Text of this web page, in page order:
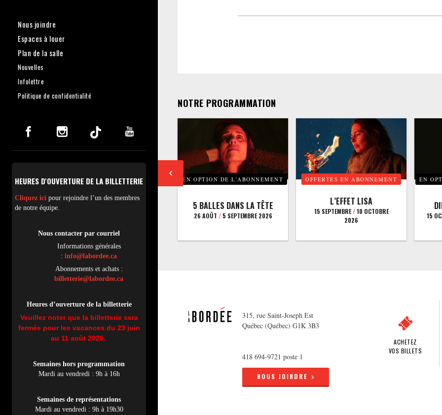
Nous joindre
Espaces à louer
Plan de la salle
Nouvelles
Infolettre
Politique de confidentialité
HEURES D'OUVERTURE DE LA BILLETTERIE
Cliquez ici pour rejoindre l’un des membres
de notre équipe.
Nous contacter par courriel
Informations générales
: info@labordee.ca
Abonnements et achats :
billetterie@labordee.ca
Heures d’ouverture de la billetterie
Veuillez noter que la billetterie sera
fermée pour les vacances du 23 juin
au 11 août 2026.
Semaines hors programmation
Mardi au vendredi : 9h à 16h
Semaines de représentations
Mardi au vendredi : 9h à 19h30
NOTRE PROGRAMMATION
EN OPTION DE L’ABONNEMENT
5 BALLES DANS LA TÊTE
26 AOÛT /5 SEPTEMBRE 2026
OFFERTES EN ABONNEMENT
L’EFFET LISA
15 SEPTEMBRE/10 OCTOBRE
2026
EN
15
315, rue Saint-Joseph Est
Québec (Québec) G1K 3B3
418 694-9721 poste 1
NOUS JOINDRE
ACHETEZ
VOS BILLETS